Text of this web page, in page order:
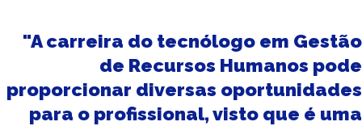
"A carreira do tecnólogo em Gestão
de Recursos Humanos pode
proporcionar diversas oportunidades
para o profissional, visto que é uma